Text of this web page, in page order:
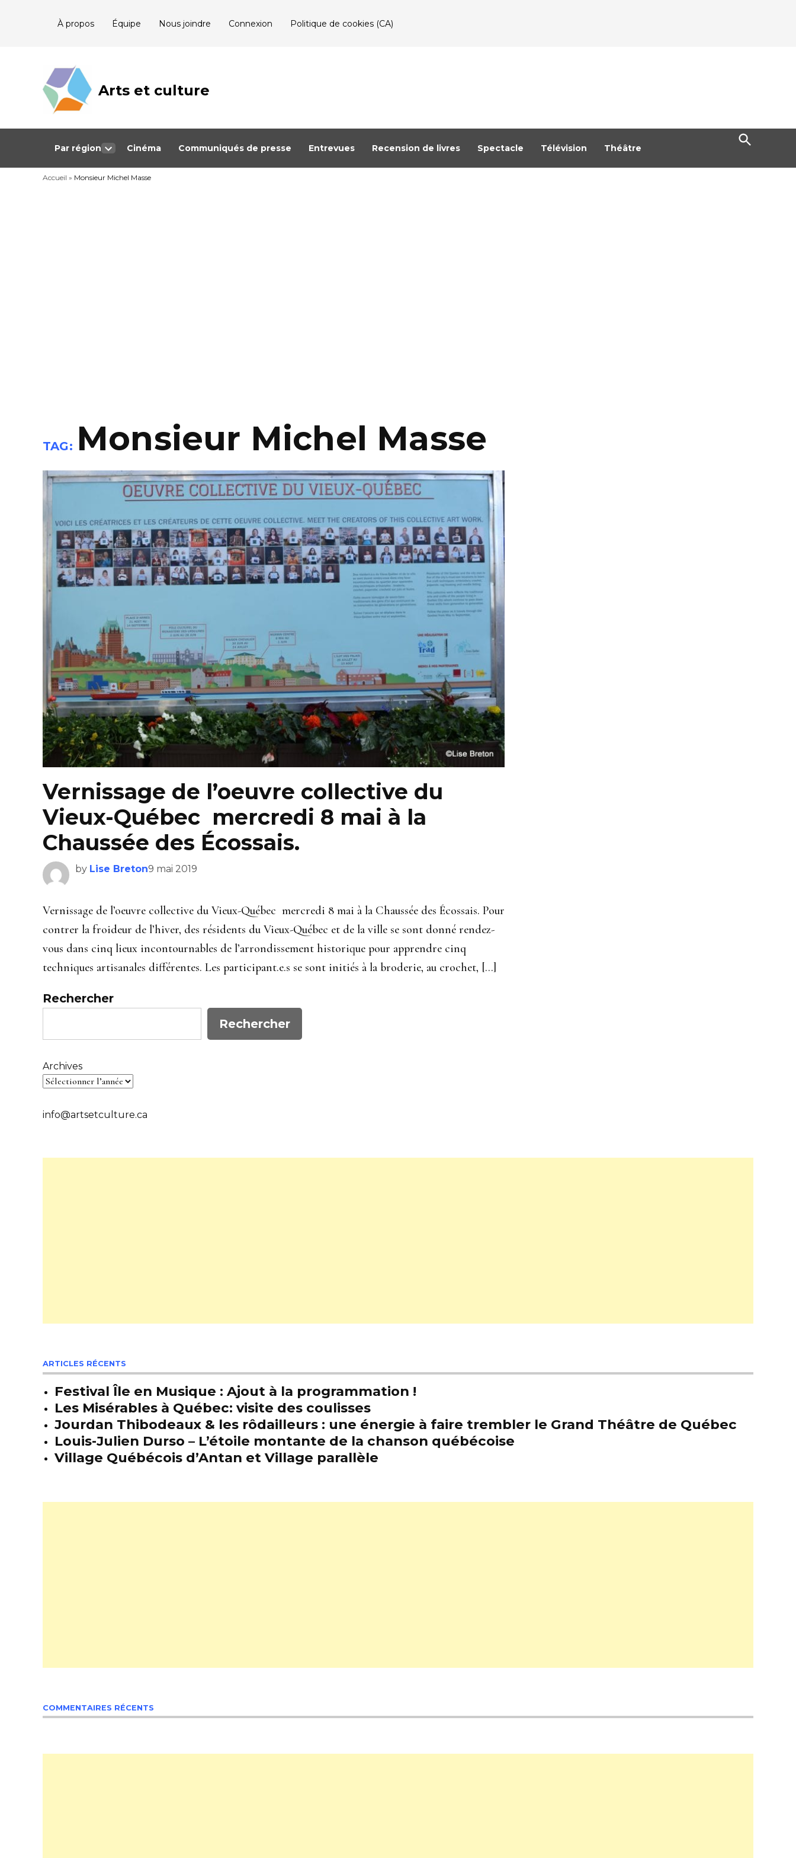
À propos Équipe Nous joindre Connexion Politique de cookies (CA)
Arts et culture
Journalisme
Québec
Par région
dropdown
menu
Cinéma Communiqués de presse Entrevues Recension de livres Spectacle Télévision Théâtre
Open
Search
Accueil » Monsieur Michel Masse
TAG: Monsieur Michel Masse
Vernissage de l’oeuvre collective du
Vieux-Québec mercredi 8 mai à la
Chaussée des Écossais.
by Lise Breton9 mai 2019
Vernissage de l’oeuvre collective du Vieux-Québec mercredi 8 mai à la Chaussée des Écossais. Pour
contrer la froideur de l’hiver, des résidents du Vieux-Québec et de la ville se sont donné rendez-
vous dans cinq lieux incontournables de l’arrondissement historique pour apprendre cinq
techniques artisanales différentes. Les participant.e.s se sont initiés à la broderie, au crochet, […]
Rechercher
Rechercher
Archives
info@artsetculture.ca
ARTICLES RÉCENTS
Festival Île en Musique : Ajout à la programmation !
Les Misérables à Québec: visite des coulisses
Jourdan Thibodeaux & les rôdailleurs : une énergie à faire trembler le Grand Théâtre de Québec
Louis-Julien Durso – L’étoile montante de la chanson québécoise
Village Québécois d’Antan et Village parallèle
COMMENTAIRES RÉCENTS